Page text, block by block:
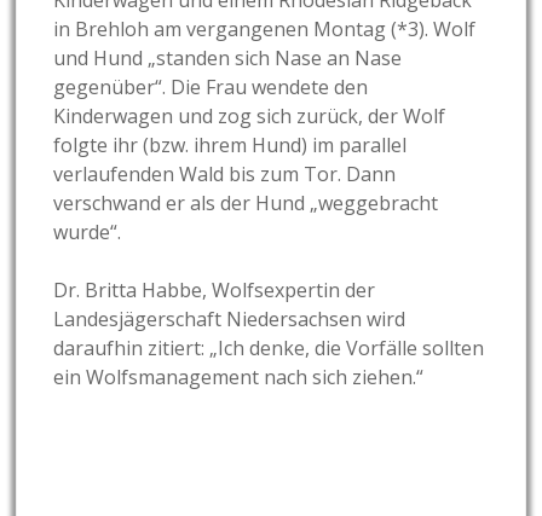
in Brehloh am vergangenen Montag (*3). Wolf
und Hund „standen sich Nase an Nase
gegenüber“. Die Frau wendete den
Kinderwagen und zog sich zurück, der Wolf
folgte ihr (bzw. ihrem Hund) im parallel
verlaufenden Wald bis zum Tor. Dann
verschwand er als der Hund „weggebracht
wurde“.
Dr. Britta Habbe, Wolfsexpertin der
Landesjägerschaft Niedersachsen wird
daraufhin zitiert: „Ich denke, die Vorfälle sollten
ein Wolfsmanagement nach sich ziehen.“